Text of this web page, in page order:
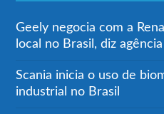
Geely negocia com a
local no Brasil, diz
Scania inicia o uso de
industrial no Brasil